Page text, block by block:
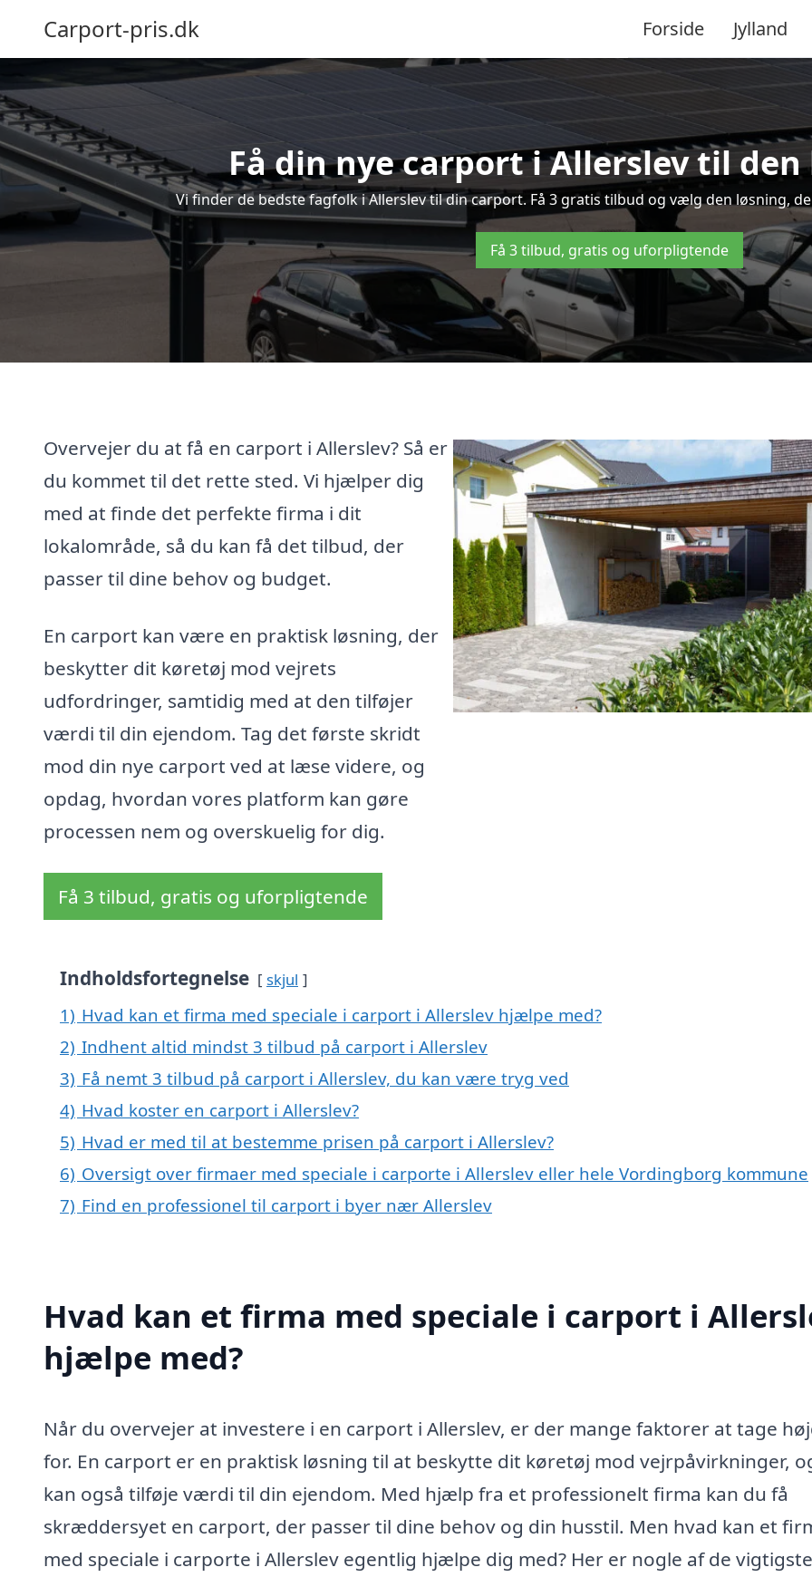
Carport-pris.dk Forside Jylland
Få din nye carport i Allerslev til
Vi finder de bedste fagfolk i Allerslev til din carport. Få 3 gratis tilbud og vælg den løsning,
Få 3 tilbud, gratis og uforpligtende
Overvejer du at få en carport i Allerslev? Så er
du kommet til det rette sted. Vi hjælper dig
med at finde det perfekte firma i dit
lokalområde, så du kan få det tilbud, der
passer til dine behov og budget.
En carport kan være en praktisk løsning, der
beskytter dit køretøj mod vejrets
udfordringer, samtidig med at den tilføjer
værdi til din ejendom. Tag det første skridt
mod din nye carport ved at læse videre, og
opdag, hvordan vores platform kan gøre
processen nem og overskuelig for dig.
Få 3 tilbud, gratis og uforpligtende
Indholdsfortegnelse skjul
1) Hvad kan et firma med speciale i carport i Allerslev hjælpe med?
2) Indhent altid mindst 3 tilbud på carport i Allerslev
3) Få nemt 3 tilbud på carport i Allerslev, du kan være tryg ved
4) Hvad koster en carport i Allerslev?
5) Hvad er med til at bestemme prisen på carport i Allerslev?
6) Oversigt over firmaer med speciale i carporte i Allerslev eller hele Vordingborg kommune
7) Find en professionel til carport i byer nær Allerslev
Hvad kan et firma med speciale i carport i
hjælpe med?
Når du overvejer at investere i en carport i Allerslev, er der mange faktorer at tage
for. En carport er en praktisk løsning til at beskytte dit køretøj mod vejrpåvirkninger,
kan også tilføje værdi til din ejendom. Med hjælp fra et professionelt firma kan du få
skræddersyet en carport, der passer til dine behov og din husstil. Men hvad kan et
med speciale i carporte i Allerslev egentlig hjælpe dig med? Her er nogle af de vigtigste